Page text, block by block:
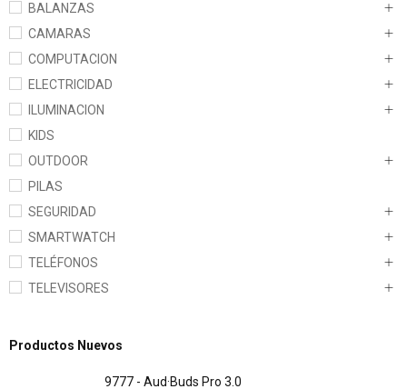
BALANZAS
CAMARAS
COMPUTACION
ELECTRICIDAD
ILUMINACION
KIDS
OUTDOOR
PILAS
SEGURIDAD
SMARTWATCH
TELÉFONOS
TELEVISORES
Productos Nuevos
9777 - Aud·Buds Pro 3.0